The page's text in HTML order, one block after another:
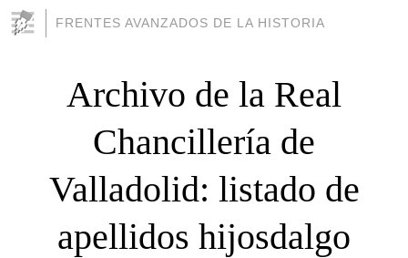
FRENTES AVANZADOS DE LA HISTORIA
Archivo de la Real
Chancillería de
Valladolid: listado de
apellidos hijosdalgo